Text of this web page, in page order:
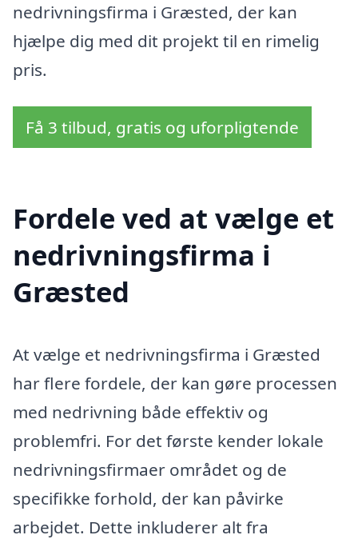
nedrivningsfirma i Græsted, der kan
hjælpe dig med dit projekt til en rimelig
pris.
Få 3 tilbud, gratis og uforpligtende
Fordele ved at vælge et
nedrivningsfirma i
Græsted
At vælge et nedrivningsfirma i Græsted
har flere fordele, der kan gøre processen
med nedrivning både effektiv og
problemfri. For det første kender lokale
nedrivningsfirmaer området og de
specifikke forhold, der kan påvirke
arbejdet. Dette inkluderer alt fra